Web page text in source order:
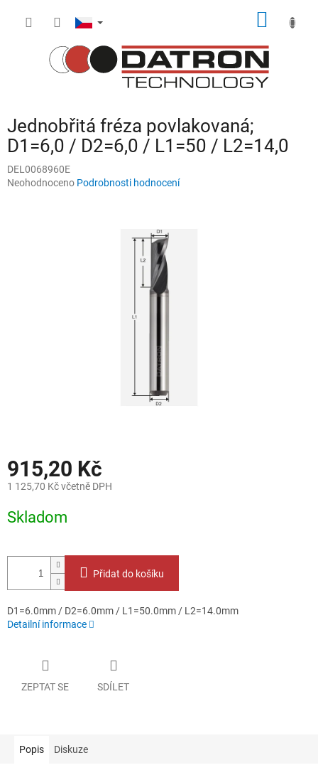
Jednobřitá fréza povlakovaná;
D1=6,0 / D2=6,0 / L1=50 / L2=14,0
DEL0068960E
Průměrné
Neohodnoceno Podrobnosti hodnocení
915,20 Kč
1 125,70 Kč včetně DPH
cena:
Skladom
Přidat do košíku
D1=6.0mm / D2=6.0mm / L1=50.0mm / L2=14.0mm
Detailní informace
ZEPTAT SE SDÍLET
Popis Diskuze